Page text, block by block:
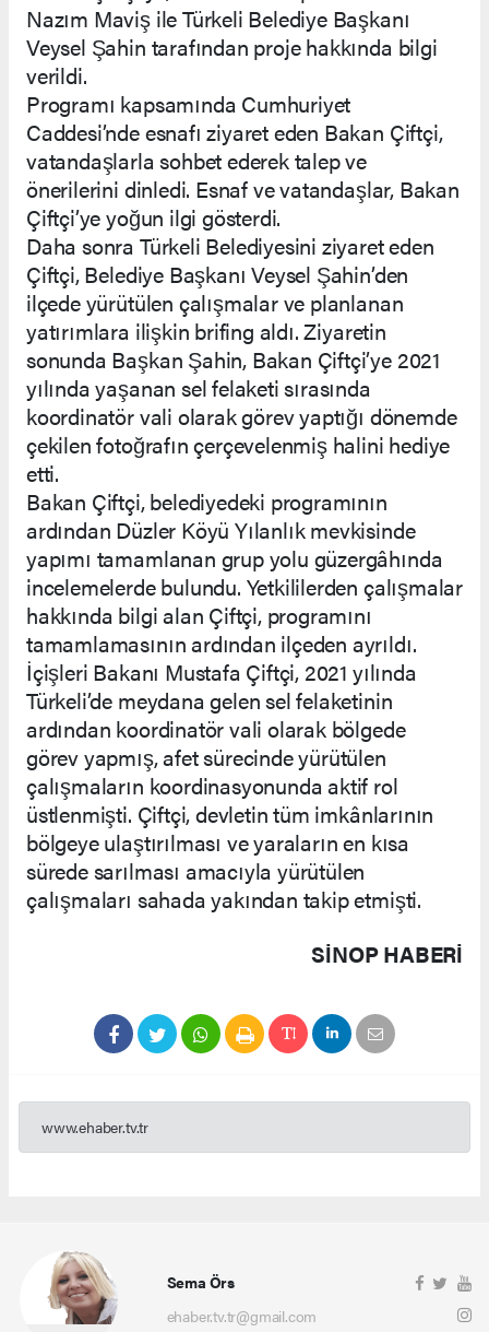
Nazım Maviş ile Türkeli Belediye Başkanı
Veysel Şahin tarafından proje hakkında bilgi
verildi.
Programı kapsamında Cumhuriyet
Caddesi’nde esnafı ziyaret eden Bakan Çiftçi,
vatandaşlarla sohbet ederek talep ve
önerilerini dinledi. Esnaf ve vatandaşlar, Bakan
Çiftçi’ye yoğun ilgi gösterdi.
Daha sonra Türkeli Belediyesini ziyaret eden
Çiftçi, Belediye Başkanı Veysel Şahin’den
ilçede yürütülen çalışmalar ve planlanan
yatırımlara ilişkin brifing aldı. Ziyaretin
sonunda Başkan Şahin, Bakan Çiftçi’ye 2021
yılında yaşanan sel felaketi sırasında
koordinatör vali olarak görev yaptığı dönemde
çekilen fotoğrafın çerçevelenmiş halini hediye
etti.
Bakan Çiftçi, belediyedeki programının
ardından Düzler Köyü Yılanlık mevkisinde
yapımı tamamlanan grup yolu güzergâhında
incelemelerde bulundu. Yetkililerden çalışmalar
hakkında bilgi alan Çiftçi, programını
tamamlamasının ardından ilçeden ayrıldı.
İçişleri Bakanı Mustafa Çiftçi, 2021 yılında
Türkeli’de meydana gelen sel felaketinin
ardından koordinatör vali olarak bölgede
görev yapmış, afet sürecinde yürütülen
çalışmaların koordinasyonunda aktif rol
üstlenmişti. Çiftçi, devletin tüm imkânlarının
bölgeye ulaştırılması ve yaraların en kısa
sürede sarılması amacıyla yürütülen
çalışmaları sahada yakından takip etmişti.
SINOP HABERİ
www.ehaber.tv.tr
Sema Örs
ehaber.tv.tr@gmail.com